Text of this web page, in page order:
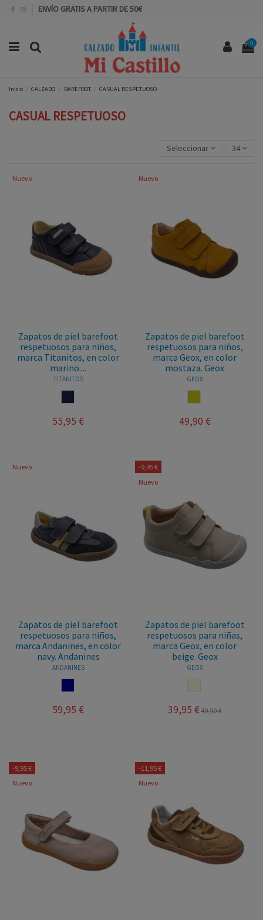
ENVÍO GRATIS A PARTIR DE 50€
0
Inicio CALZADO BAREFOOT CASUAL RESPETUOSO
CASUAL RESPETUOSO
Seleccionar 34
Nuevo
Zapatos de piel barefoot
respetuosos para niños,
marca Titanitos, en color
marino....
TITANITOS
55,95 €
Nuevo
Zapatos de piel barefoot
respetuosos para niños,
marca Geox, en color
mostaza. Geox
GEOX
49,90 €
Nuevo
Zapatos de piel barefoot
respetuosos para niños,
marca Andanines, en color
navy. Andanines
ANDANINES
59,95 €
-9,95 €
Nuevo
Zapatos de piel barefoot
respetuosos para niñas,
marca Geox, en color
beige. Geox
GEOX
39,95 € 49,90 €
-9,95 €
Nuevo
-11,95 €
Nuevo